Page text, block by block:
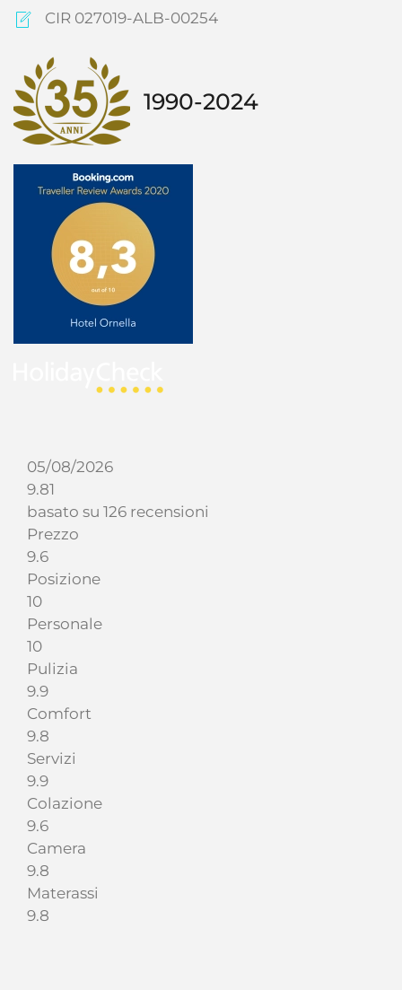
CIR 027019-ALB-00254
1990-2024
05/08/2026
9.81
basato su 126 recensioni
Prezzo
9.6
Posizione
10
Personale
10
Pulizia
9.9
Comfort
9.8
Servizi
9.9
Colazione
9.6
Camera
9.8
Materassi
9.8